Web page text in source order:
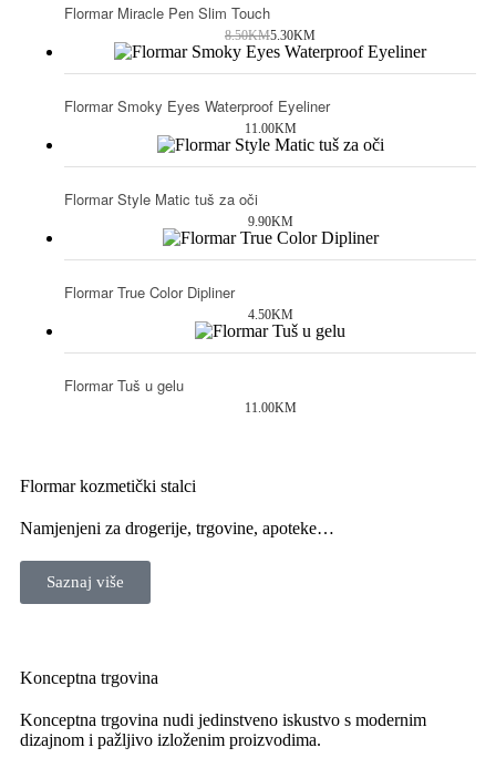
Flormar Miracle Pen Slim Touch
8.50KM5.30KM
Flormar Smoky Eyes Waterproof Eyeliner
11.00KM
Flormar Style Matic tuš za oči
9.90KM
Flormar True Color Dipliner
4.50KM
Flormar Tuš u gelu
11.00KM
Flormar kozmetički stalci
Namjenjeni za drogerije, trgovine, apoteke…
Saznaj više
Konceptna trgovina
Konceptna trgovina nudi jedinstveno iskustvo s modernim
dizajnom i pažljivo izloženim proizvodima.